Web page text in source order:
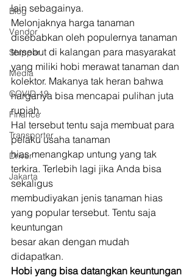
Blog
Vendor
Shipper
Media
COVID-19
Finance
Transporter
Driver
Jakarta
lain sebagainya.
Melonjaknya harga tanaman
disebabkan oleh populernya tanaman
tersebut di kalangan para masyarakat
yang miliki hobi merawat tanaman dan
kolektor. Makanya tak heran bahwa
harganya bisa mencapai pulihan juta
rupiah.
Hal tersebut tentu saja membuat para
pelaku usaha tanaman
hias menangkap untung yang tak
terkira. Terlebih lagi jika Anda bisa
sekaligus
membudiyakan jenis tanaman hias
yang popular tersebut. Tentu saja
keuntungan
besar akan dengan mudah
didapatkan.
Hobi yang bisa datangkan keuntungan